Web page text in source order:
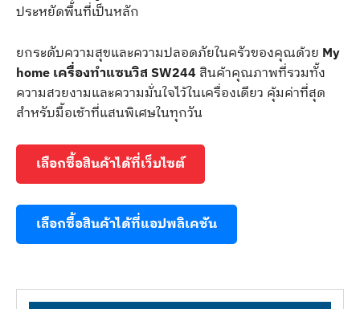
ประหยัดพื้นที่เป็นหลัก
ยกระดับความสุขและความปลอดภัยในครัวของคุณด้วย My
home เครื่องทำแซนวิส SW244 สินค้าคุณภาพที่รวมทั้ง
ความสวยงามและความมั่นใจไว้ในเครื่องเดียว คุ้มค่าที่สุด
สำหรับมื้อเช้าที่แสนพิเศษในทุกวัน
เลือกซื้อสินค้าได้ที่เว็บไซต์
เลือกซื้อสินค้าได้ที่แอปพลิเคชัน